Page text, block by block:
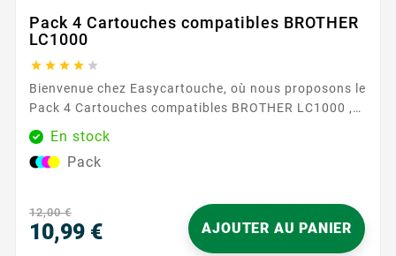
Pack 4 Cartouches compatibles BROTHER
LC1000
    
Bienvenue chez Easycartouche, où nous proposons le
Pack 4 Cartouches compatibles BROTHER LC1000 ,
conçu pour offrir une qualité d'impression
exceptionnelle à un prix imbattable. Ces cartouches
sont parfaites pour ceux qui exigent des
compatibles BROTHER LC1000 comprend à la...
En stock
Pack
12,00 €
10,99 € AJOUTER AU PANIER